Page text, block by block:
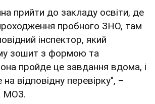
прийти до закладу освіти, де
пробного ЗНО, там
інспектор, який
зошит з формою та
пройде це завдання вдома, і
відповідну перевірку", –
МОЗ.